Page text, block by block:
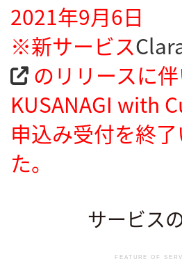
2021年9月6日
※新サービス
のリリースに伴
KUSANAGI with
申込み受付を終
た。
サービス
FEATURE OF